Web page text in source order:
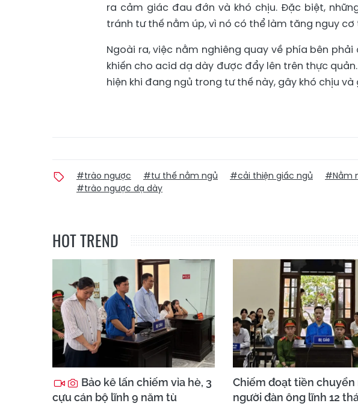
ra cảm giác đau đớn và khó chịu. Đặc biệt,
tránh tư thế nằm úp, vì nó có thể làm tăng nguy
Ngoài ra, việc nằm nghiêng quay về phía bên
khiến cho acid dạ dày được đẩy lên trên thực
hiện khi đang ngủ trong tư thế này, gây khó chịu
#trào ngược #tư thế nằm ngủ #cải thiện giấc ngủ #Nằm
#trào ngược dạ dày
HOT TREND
Bảo kê lấn chiếm vỉa hè, 3
cựu cán bộ lĩnh 9 năm tù
Chiếm đoạt tiền chuyển
người đàn ông lĩnh 12